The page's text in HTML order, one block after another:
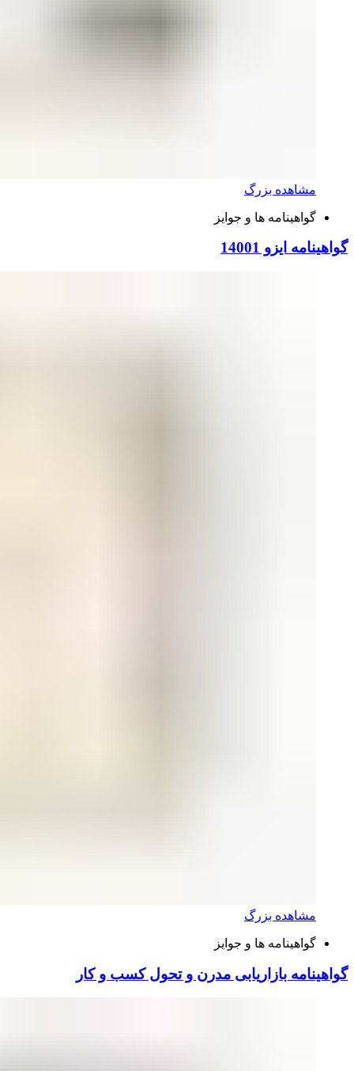
مشاهده بزرگ
گواهینامه ها و جوایز
گواهینامه ایزو 14001
مشاهده بزرگ
گواهینامه ها و جوایز
گواهینامه بازاریابی مدرن و تحول کسب و کار